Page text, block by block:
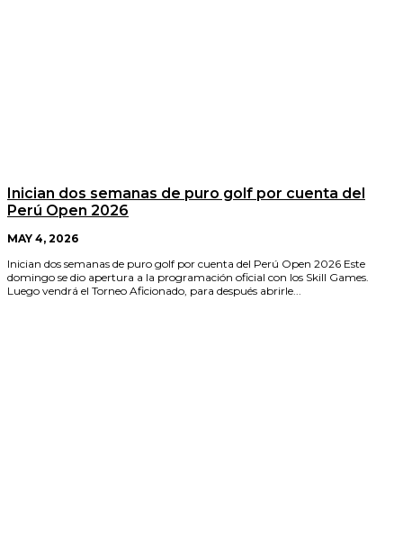
Inician dos semanas de puro golf por cuenta del
Perú Open 2026
MAY 4, 2026
Inician dos semanas de puro golf por cuenta del Perú Open 2026 Este
domingo se dio apertura a la programación oficial con los Skill Games.
Luego vendrá el Torneo Aficionado, para después abrirle...